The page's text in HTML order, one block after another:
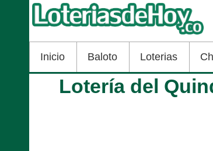
Inicio Baloto Loterias
Lotería del